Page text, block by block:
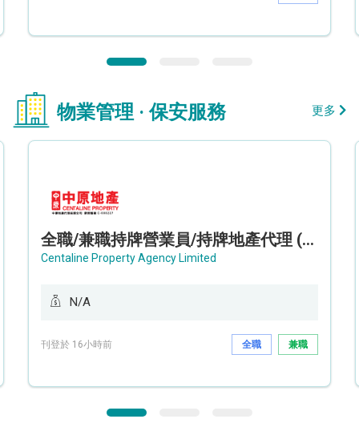
物業管理 · 保安服務 更多
全職/兼職持牌營業員/持牌地產代理 (長沙灣/將軍澳/油塘)
Centaline Property Agency Limited
N/A
刊登於 16小時前 全職 兼職